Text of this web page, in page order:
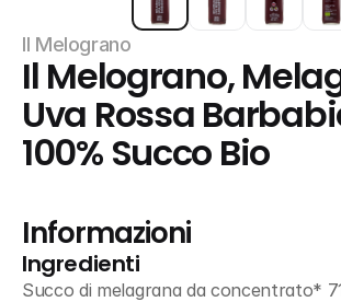
Il Melograno
Il Melograno,
Uva Rossa
100% Succo Bio
Informazioni
Ingredienti
Succo di melagrana da concentrato*